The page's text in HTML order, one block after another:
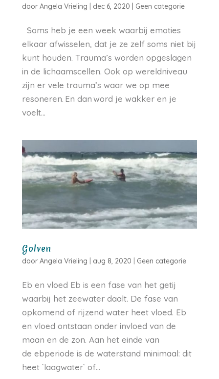
door Angela Vrieling dec 6, 2020 Geen categorie
Soms heb je een week waarbij emoties
elkaar afwisselen, dat je ze zelf soms niet bij
kunt houden. Trauma’s worden opgeslagen
in de lichaamscellen. Ook op wereldniveau
zijn er vele trauma’s waar we op mee
resoneren. En dan word je wakker en je
voelt...
Golven
door Angela Vrieling aug 8, 2020 Geen categorie
Eb en vloed Eb is een fase van het getij
waarbij het zeewater daalt. De fase van
opkomend of rijzend water heet vloed. Eb
en vloed ontstaan onder invloed van de
maan en de zon. Aan het einde van
de ebperiode is de waterstand minimaal: dit
heet `laagwater` of...